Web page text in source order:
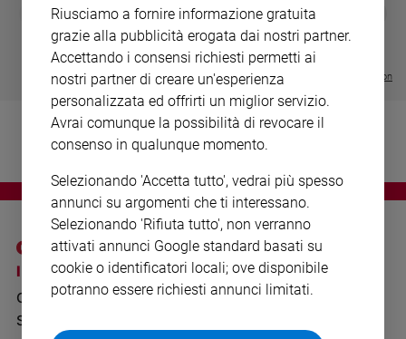
Società
Ambiente
Creato
Volontariato
Aziende
di
valore
Caso
LE GRANDI BASILICHE ITALIANE
- VOL DA 1 AL 5
€ 64,50
DIARIO G 2026-27
€ 8,90
- € 8,90
€ 18,50
Visualizza tutte le collection
I SITI SAN PAOLO
GRUPPO EDITORIALE
SAN PAOLO
NOTE LEGALI
PRIVACY POLICY
INFORMATIVA
Riusciamo a fornire informazione gratuita
grazie alla pubblicità erogata dai nostri partner.
Accettando i consensi richiesti permetti ai
nostri partner di creare un'esperienza
personalizzata ed offrirti un miglior servizio.
Avrai comunque la possibilità di revocare il
consenso in qualunque momento.
Selezionando 'Accetta tutto', vedrai più spesso
annunci su argomenti che ti interessano.
Selezionando 'Rifiuta tutto', non verranno
attivati annunci Google standard basati su
cookie o identificatori locali; ove disponibile
potranno essere richiesti annunci limitati.